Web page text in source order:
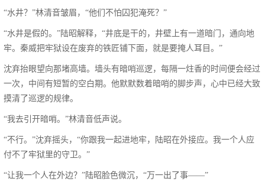
“水井？”林清音皱眉，“他们不怕囚犯淹死？”
“水井是假的。”陆昭解释，“井底是干的，井壁上有一道暗门，通向地
牢。秦威把牢狱设在废弃的铁匠铺下面，就是要掩人耳目。”
沈弃抬眼望向那堵高墙。墙头有暗哨巡逻，每隔一炷香的时间便会经过
一次，中间有短暂的空白期。他默默数着暗哨的脚步声，心中已经大致
摸清了巡逻的规律。
“我去引开暗哨。”林清音低声说。
“不行。”沈弃摇头，“你跟我一起进地牢，陆昭在外接应。我一个人应
付不了牢狱里的守卫。”
“让我一个人在外边？”陆昭脸色微沉，“万一出了事——”